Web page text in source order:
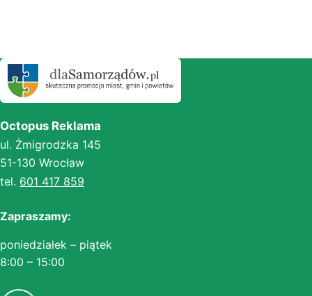
Octopus Reklama
ul. Żmigrodzka 145
51-130 Wrocław
tel. 601 417 859
Zapraszamy:
poniedziałek – piątek
8:00 – 15:00